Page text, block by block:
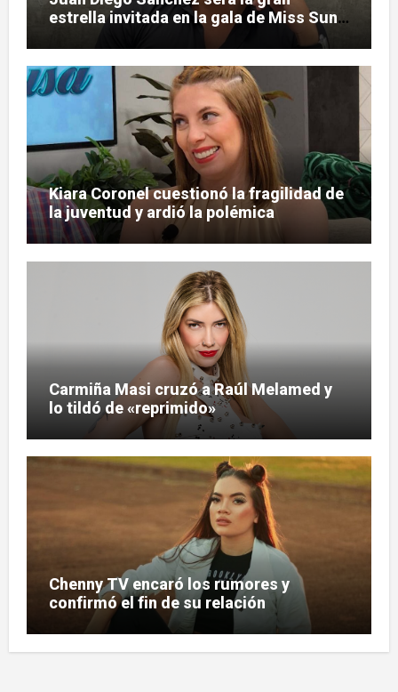
estrella invitada en la gala de Miss Sun
Kiara Coronel cuestionó la fragilidad de
la juventud y ardió la polémica
Carmiña Masi cruzó a Raúl Melamed y
lo tildó de «reprimido»
Chenny TV encaró los rumores y
confirmó el fin de su relación